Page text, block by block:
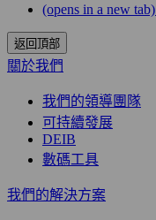
(opens in a new tab)
返回頂部
關於我們
我們的領導團隊
可持續發展
DEIB
數碼工具
我們的解決方案